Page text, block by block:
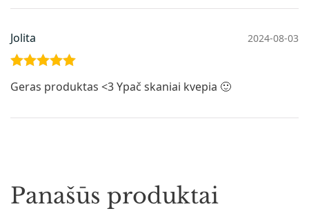
Jolita 2024-08-03
:5iš 5
Geras produktas <3 Ypač skaniai kvepia 🙂
Panašūs produktai